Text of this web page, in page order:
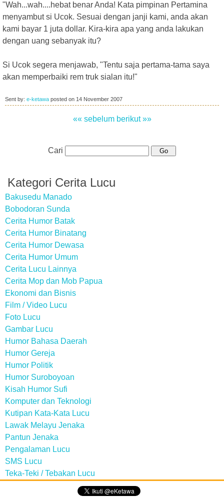
"Wah...wah....hebat benar Anda! Kata pimpinan Pertamina
menyambut si Ucok. Sesuai dengan janji kami, anda akan
kami bayar 1 juta dollar. Kira-kira apa yang anda lakukan
dengan uang sebanyak itu?
Si Ucok segera menjawab, "Tentu saja pertama-tama saya
akan memperbaiki rem truk sialan itu!"
Sent by: e-ketawa posted on 14 November 2007
«« sebelum berikut »»
Cari
Kategori Cerita Lucu
Bakusedu Manado
Bobodoran Sunda
Cerita Humor Batak
Cerita Humor Binatang
Cerita Humor Dewasa
Cerita Humor Umum
Cerita Lucu Lainnya
Cerita Mop dan Mob Papua
Ekonomi dan Bisnis
Film / Video Lucu
Foto Lucu
Gambar Lucu
Humor Bahasa Daerah
Humor Gereja
Humor Politik
Humor Suroboyoan
Kisah Humor Sufi
Komputer dan Teknologi
Kutipan Kata-Kata Lucu
Lawak Melayu Jenaka
Pantun Jenaka
Pengalaman Lucu
SMS Lucu
Teka-Teki / Tebakan Lucu